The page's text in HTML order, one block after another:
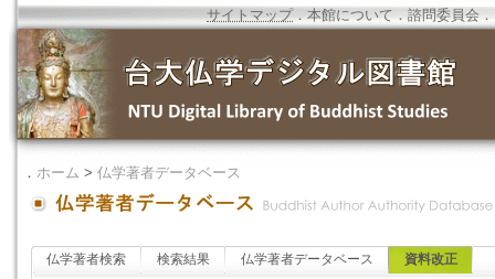
サイトマップ．本館について ．諮問委員会 ．
． ホーム > 仏学著者データベース
仏学著者検索 検索結果 仏学著者データベース 資料改正